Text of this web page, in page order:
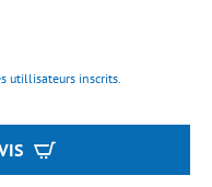
utillisateurs inscrits.